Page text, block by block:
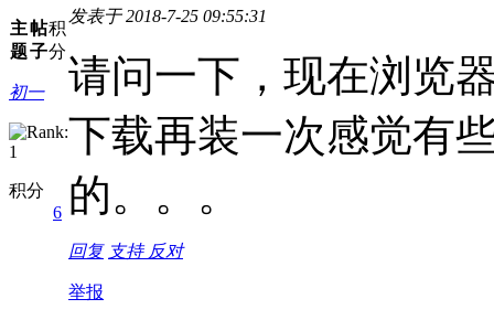
主
题
帖
子
积
分
初一
积分
6
发表于 2018-7-25 09:55:31
请问一下，现在浏览
下载再装一次感觉有
的。。。
回复 支持 反对
举报